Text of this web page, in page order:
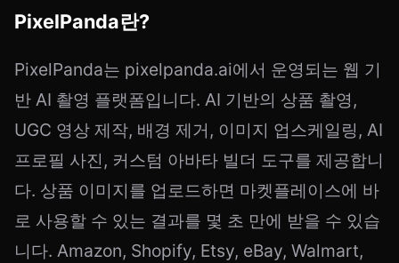
PixelPanda란?
PixelPanda는 pixelpanda.ai에서 운영되는 웹 기
반 AI 촬영 플랫폼입니다. AI 기반의 상품 촬영,
UGC 영상 제작, 배경 제거, 이미지 업스케일링, AI
프로필 사진, 커스텀 아바타 빌더 도구를 제공합니
다. 상품 이미지를 업로드하면 마켓플레이스에 바
로 사용할 수 있는 결과를 몇 초 만에 받을 수 있습
니다. Amazon, Shopify, Etsy, eBay, Walmart,